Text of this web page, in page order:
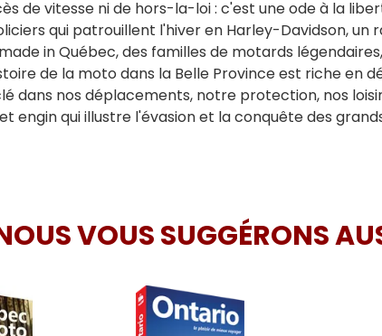
de vitesse ni de hors-la-loi : c'est une ode à la
qui patrouillent l'hiver en Harley-Davidson, un
in Québec, des familles de motards
de la moto dans la Belle Province est riche en
dans nos déplacements, notre protection, nos
engin qui illustre l'évasion et la conquête des
VOUS SUGGÉRONS